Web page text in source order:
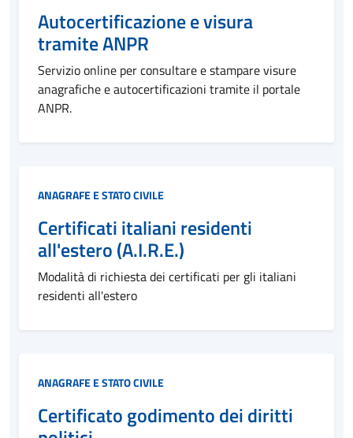
Autocertificazione e visura
tramite ANPR
Servizio online per consultare e stampare visure
anagrafiche e autocertificazioni tramite il portale
ANPR.
Categoria:
ANAGRAFE E STATO CIVILE
Certificati italiani residenti
all'estero (A.I.R.E.)
Modalità di richiesta dei certificati per gli italiani
residenti all'estero
Categoria:
ANAGRAFE E STATO CIVILE
Certificato godimento dei diritti